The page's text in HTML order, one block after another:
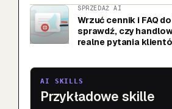
SPRZEDAŻ AI
Wrzuć cennik i FAQ
sprawdź, czy
realne pytania
AI SKILLS
Przykładowe skille